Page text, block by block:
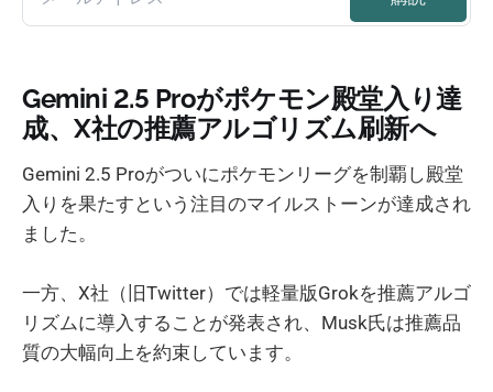
Gemini 2.5 Proがポケモン殿堂入り達
成、X社の推薦アルゴリズム刷新へ
Gemini 2.5 Proがついにポケモンリーグを制覇し殿堂
入りを果たすという注目のマイルストーンが達成され
ました。
一方、X社（旧Twitter）では軽量版Grokを推薦アルゴ
リズムに導入することが発表され、Musk氏は推薦品
質の大幅向上を約束しています。